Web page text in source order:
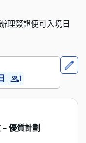
理簽證便可入境日
1
- 優質計劃